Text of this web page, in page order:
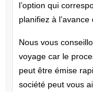
l’option qui
planifiez à
Nous vous
voyage car le
peut être émise
société peut vous